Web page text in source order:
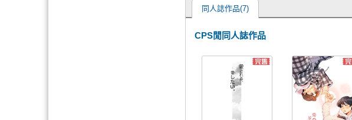
同人誌作品(7)
CPS閒同人誌作品